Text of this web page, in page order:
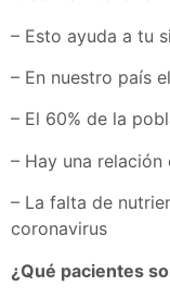
– Esto ayuda a tu
– En nuestro país
– El 60% de la
– Hay una
– La falta de
coronavirus
¿Qué pacientes